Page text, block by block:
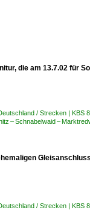
die am 13.7.02 für
/ Strecken | KBS
– Schnabelwaid –
/ Strecken | KBS